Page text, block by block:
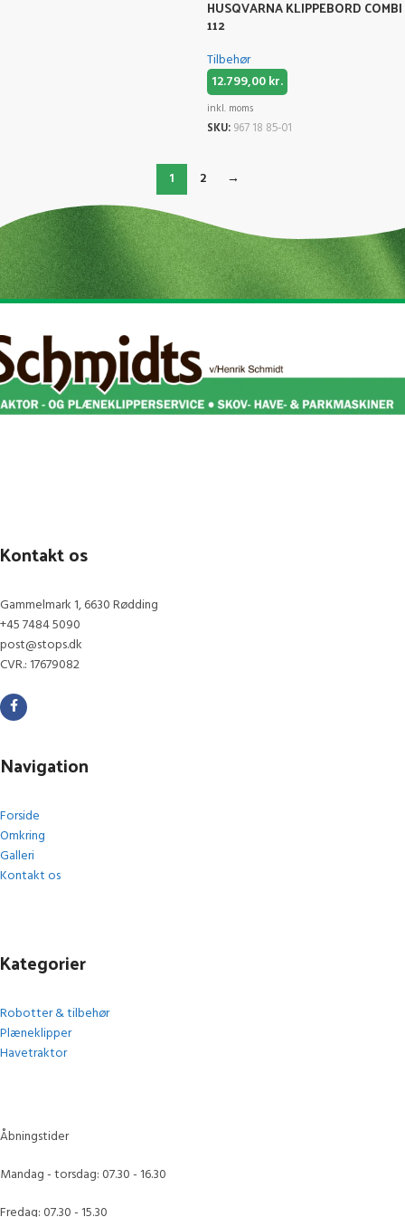
HUSQVARNA KLIPPEBORD COMBI
112
Tilbehør
12.799,00kr.
inkl. moms
SKU: 967 18 85-01
1 2 →
Kontakt os
Gammelmark 1, 6630 Rødding
+45 7484 5090
post@stops.dk
CVR.: 17679082
Navigation
Forside
Omkring
Galleri
Kontakt os
Kategorier
Robotter & tilbehør
Plæneklipper
Havetraktor
Åbningstider
Mandag - torsdag: 07.30 - 16.30
Fredag: 07.30 - 15.30